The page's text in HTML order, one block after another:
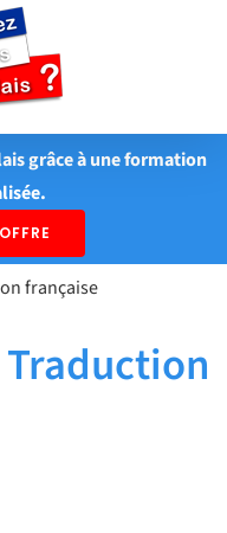
grâce à une formation
française
Traduction